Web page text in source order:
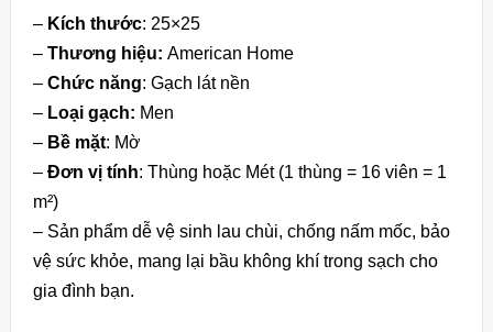
– Kích thước: 25×25
– Thương hiệu: American Home
– Chức năng: Gạch lát nền
– Loại gạch: Men
– Bề mặt: Mờ
– Đơn vị tính: Thùng hoặc Mét (1 thùng = 16 viên = 1
m²)
– Sản phẩm dễ vệ sinh lau chùi, chống nấm mốc, bảo
vệ sức khỏe, mang lại bầu không khí trong sạch cho
gia đình bạn.